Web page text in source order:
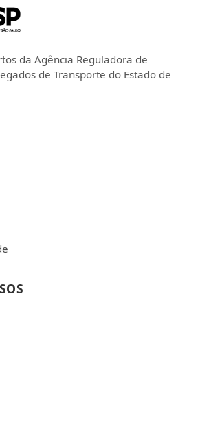
da Agência Reguladora de
de Transporte do Estado de